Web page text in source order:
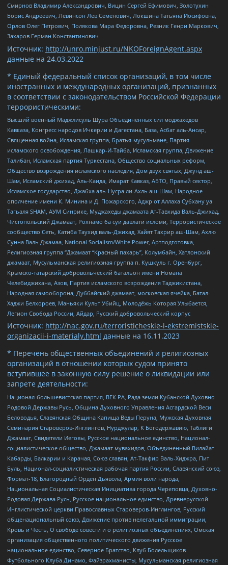
Смирнов Владимир Александрович, Вицин Сергей Ефимович, Золотухин
Борис Андреевич, Левинсон Лев Семенович, Локшина Татьяна Иосифовна,
Орлов Олег Петрович, Полякова Мара Федоровна, Резник Генри Маркович,
Захаров Герман Константинович
Источник: http://unro.minjust.ru/NKOForeignAgent.aspx
данные на 24.03.2022
* Единый федеральный список организаций, в том числе
иностранных и международных организаций, признанных
в соответствии с законодательством Российской Федерации
террористическими:
Высший военный Маджлисуль Шура Объединенных сил моджахедов
Кавказа, Конгресс народов Ичкерии и Дагестана, База, Асбат аль-Ансар,
Священная война, Исламская группа, Братья-мусульмане, Партия
исламского освобождения, Лашкар-И-Тайба, Исламская группа, Движение
Талибан, Исламская партия Туркестана, Общество социальных реформ,
Общество возрождения исламского наследия, Дом двух святых, Джунд аш-
Шам, Исламский джихад, Аль-Каида, Имарат Кавказ, АБТО, Правый сектор,
Исламское государство, Джабха аль-Нусра ли-Ахль аш-Шам, Народное
ополчение имени К. Минина и Д. Пожарского, Аджр от Аллаха Субхану уа
Тагьаля SHAM, АУМ Синрике, Муджахеды джамаата Ат-Тавхида Валь-Джихад,
Чистопольский Джамаат, Рохнамо ба суи давлати исломи, Террористическое
сообщество Сеть, Катиба Таухид валь-Джихад, Хайят Тахрир аш-Шам, Ахлю
Сунна Валь Джамаа, National Socialism/White Power, Артподготовка,
Религиозная группа “Джамаат “Красный пахарь”, Колумбайн, Хатлонский
джамаат, Мусульманская религиозная группа п. Кушкуль г. Оренбург,
Крымско-татарский добровольческий батальон имени Номана
Челебиджихана, Азов, Партия исламского возрождения Таджикистана,
Народная самооборона, Дуббайский джамаат, московская ячейка, Батал-
Хаджи Белхороев, Маньяки Культ Убийц, Молодёжь Которая Улыбается,
Легион Свобода России, Айдар, Русский добровольческий корпус
Источник: http://nac.gov.ru/terroristicheskie-i-ekstremistskie-
organizacii-i-materialy.html данные на 16.11.2023
* Перечень общественных объединений и религиозных
организаций в отношении которых судом принято
вступившее в законную силу решение о ликвидации или
запрете деятельности:
Национал-большевистская партия, ВЕК РА, Рада земли Кубанской Духовно
Родовой Державы Русь, Община Духовного Управления Асгардской Веси
Беловодья, Славянская Община Капища Веды Перуна, Мужская Духовная
Семинария Староверов-Инглингов, Нурджулар, К Богодержавию, Таблиги
Джамаат, Свидетели Иеговы, Русское национальное единство, Национал-
социалистическое общество, Джамаат мувахидов, Объединенный Вилайат
Кабарды, Балкарии и Карачая, Союз славян, Ат-Такфир Валь-Хиджра, Пит
Буль, Национал-социалистическая рабочая партия России, Славянский союз,
Формат-18, Благородный Орден Дьявола, Армия воли народа,
Национальная Социалистическая Инициатива города Череповца, Духовно-
Родовая Держава Русь, Русское национальное единство, Древнерусской
Инглистической церкви Православных Староверов-Инглингов, Русский
общенациональный союз, Движение против нелегальной иммиграции,
Кровь и Честь, О свободе совести и о религиозных объединениях, Омская
организация общественного политического движения Русское
национальное единство, Северное Братство, Клуб Болельщиков
Футбольного Клуба Динамо, Файзрахманисты, Мусульманская религиозная